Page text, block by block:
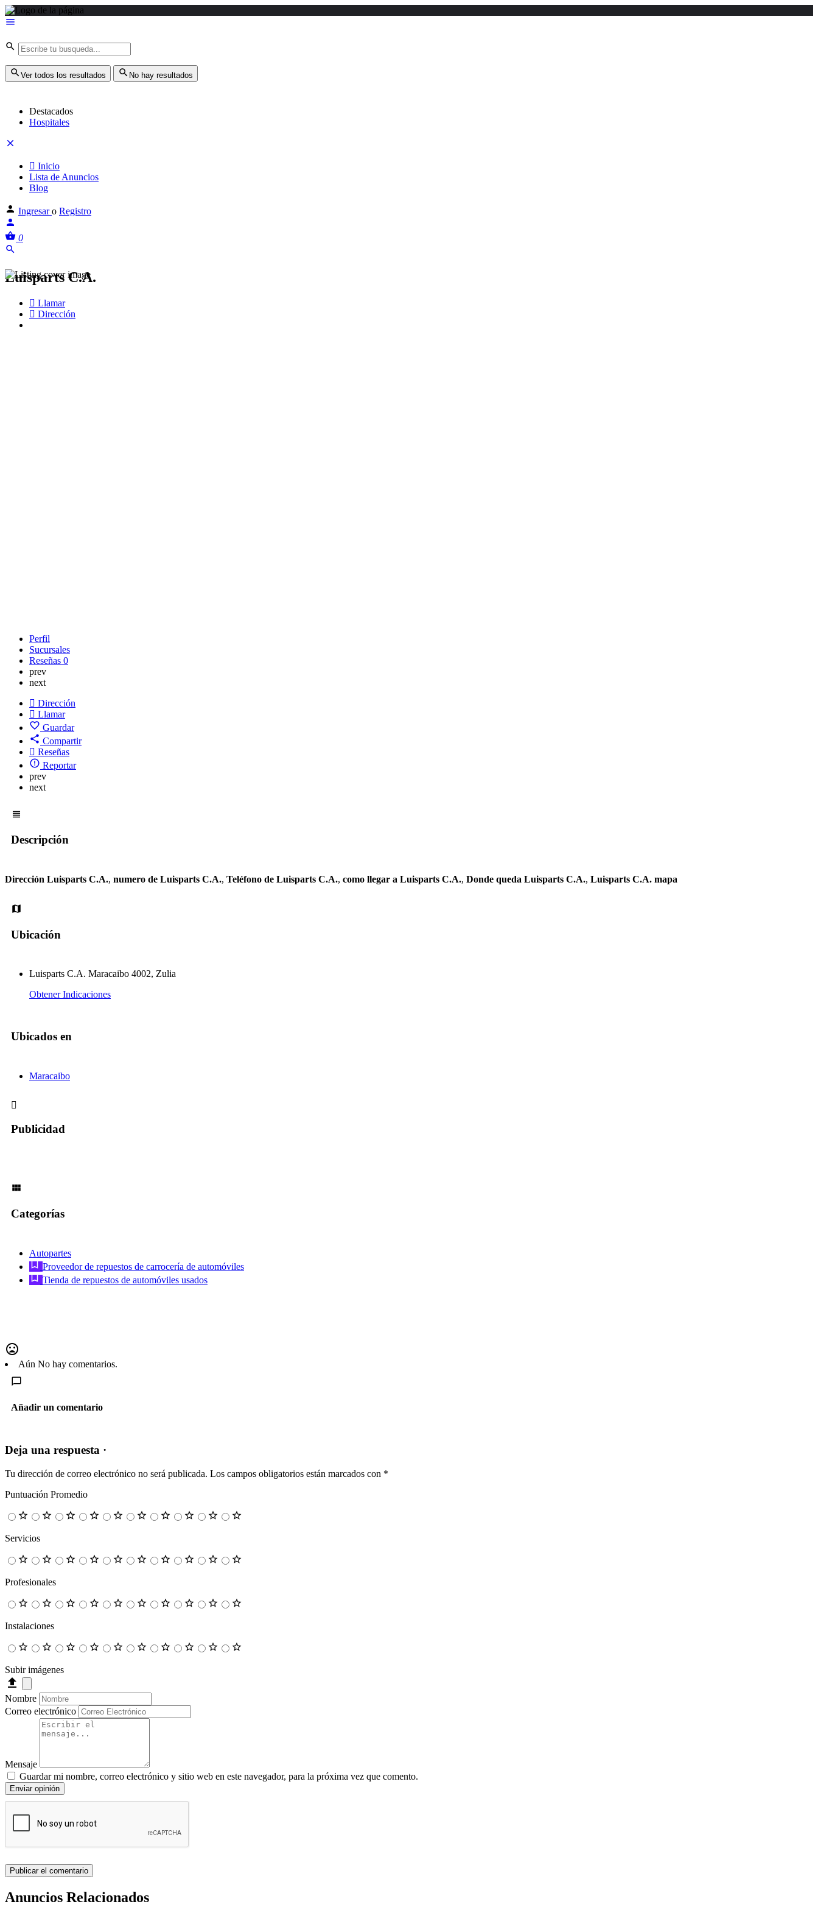
Ver todos los resultados No hay resultados
Destacados
Hospitales
Inicio
Lista de Anuncios
Blog
Ingresaro Registro
0
Luisparts C.A.
Llamar
Dirección
Perfil
Sucursales
Reseñas 0
prev
next
Dirección
Llamar
Guardar
Compartir
Reseñas
Reportar
prev
next
Descripción
Dirección Luisparts C.A., numero de Luisparts C.A., Teléfono de Luisparts C.A., como llegar a Luisparts C.A., Donde queda Luisparts C.A., Luisparts C.A. mapa
Ubicación
Luisparts C.A. Maracaibo 4002, Zulia
Obtener Indicaciones
Ubicados en
Maracaibo
Publicidad
Categorías
Autopartes
Proveedor de repuestos de carrocería de automóviles
Tienda de repuestos de automóviles usados
Aún No hay comentarios.
Añadir un comentario
Deja una respuesta ·
Tu dirección de correo electrónico no será publicada. Los campos obligatorios están marcados con *
Puntuación Promedio
Servicios
Profesionales
Instalaciones
Subir imágenes
Nombre
Correo electrónico
Mensaje
Guardar mi nombre, correo electrónico y sitio web en este navegador, para la próxima vez que comento.
Enviar opinión
Anuncios Relacionados